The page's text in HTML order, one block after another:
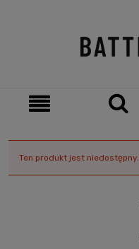
Ten produkt jest niedostępny.